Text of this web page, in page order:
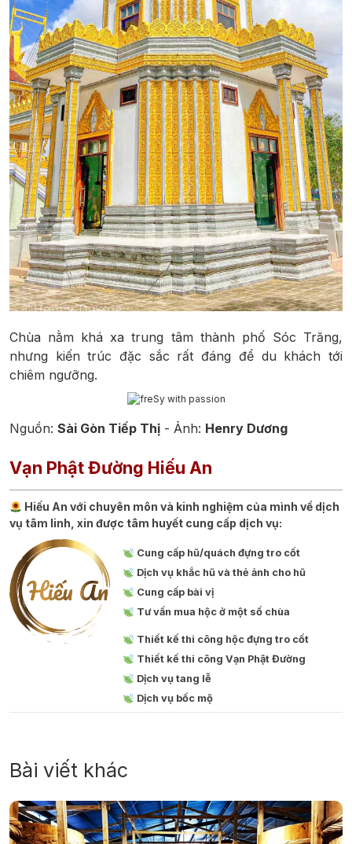
Chùa nằm khá xa trung tâm thành phố Sóc Trăng,
nhưng kiến trúc đặc sắc rất đáng để du khách tới
chiêm ngưỡng.
Nguồn: Sài Gòn Tiếp Thị - Ảnh: Henry Dương
Vạn Phật Đường Hiếu An
Hiếu An với chuyên môn và kinh nghiệm của mình về dịch
vụ tâm linh, xin được tâm huyết cung cấp dịch vụ:
Cung cấp hũ/quách đựng tro cốt
Dịch vụ khắc hũ và thẻ ảnh cho hũ
Cung cấp bài vị
Tư vấn mua hộc ở một số chùa
Thiết kế thi công hộc đựng tro cốt
Thiết kế thi công Vạn Phật Đường
Dịch vụ tang lễ
Dịch vụ bốc mộ
Bài viết khác